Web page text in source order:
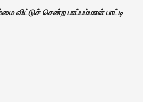
விட்டுச் சென்ற பாப்பம்மாள் பாட்டி